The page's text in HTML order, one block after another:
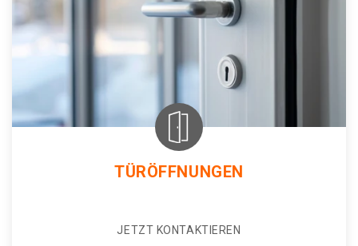
TÜRÖFFNUNGEN
JETZT KONTAKTIEREN